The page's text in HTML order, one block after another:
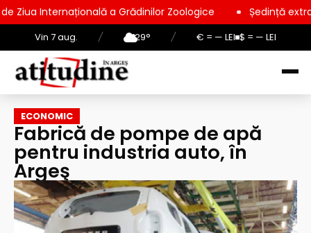
Vin 7 aug. / 29° / € = — LEI $ = — LEI
a Grădinilor Zoologice Ședință extraordinară la
ECONOMIC
Fabrică de pompe de apă
pentru industria auto, în
Argeş